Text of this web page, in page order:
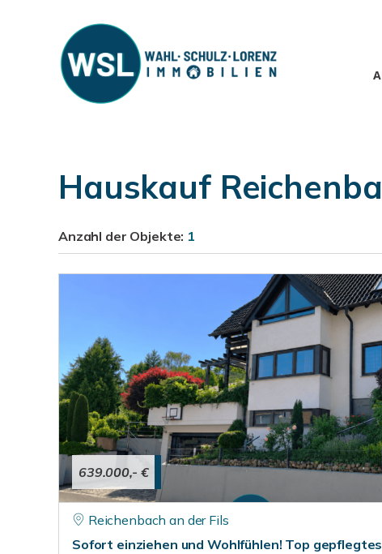
Hauskauf
Anzahl der Objekte: 1
639.000,- €
Reichenbach an der Fils
Sofort einziehen und Wohlfühlen! Top gepflegtes